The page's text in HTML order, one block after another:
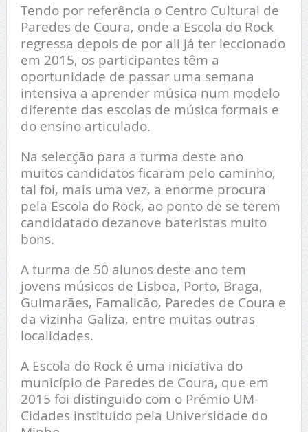
Tendo por referência o Centro Cultural de
Paredes de Coura, onde a Escola do Rock
regressa depois de por ali já ter leccionado
em 2015, os participantes têm a
oportunidade de passar uma semana
intensiva a aprender música num modelo
diferente das escolas de música formais e
do ensino articulado.
Na selecção para a turma deste ano
muitos candidatos ficaram pelo caminho,
tal foi, mais uma vez, a enorme procura
pela Escola do Rock, ao ponto de se terem
candidatado dezanove bateristas muito
bons.
A turma de 50 alunos deste ano tem
jovens músicos de Lisboa, Porto, Braga,
Guimarães, Famalicão, Paredes de Coura e
da vizinha Galiza, entre muitas outras
localidades.
A Escola do Rock é uma iniciativa do
município de Paredes de Coura, que em
2015 foi distinguido com o Prémio UM-
Cidades instituído pela Universidade do